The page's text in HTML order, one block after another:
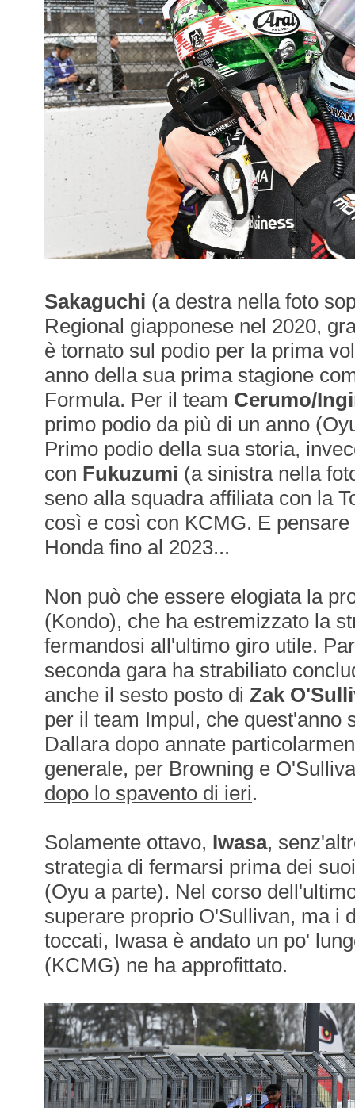
Sakaguchi (a destra nella foto
Regional giapponese nel 2020,
è tornato sul podio per la prima
anno della sua prima stagione
Formula. Per il team Cerumo/
primo podio da più di un anno
Primo podio della sua storia,
con Fukuzumi (a sinistra nella
seno alla squadra affiliata con la
così e così con KCMG. E
Honda fino al 2023...
Non può che essere elogiata la
(Kondo), che ha estremizzato la
fermandosi all'ultimo giro utile.
seconda gara ha strabiliato
anche il sesto posto di Zak
per il team Impul, che quest'anno
Dallara dopo annate
generale, per Browning e
dopo lo spavento di ieri.
Solamente ottavo, Iwasa,
strategia di fermarsi prima dei
(Oyu a parte). Nel corso
superare proprio O'Sullivan, ma i
toccati, Iwasa è andato un po'
(KCMG) ne ha approfittato.